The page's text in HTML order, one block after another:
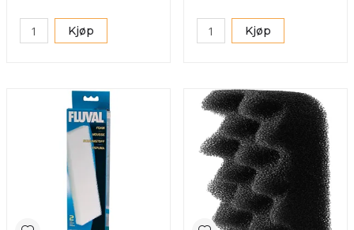
Kjøp Kjøp